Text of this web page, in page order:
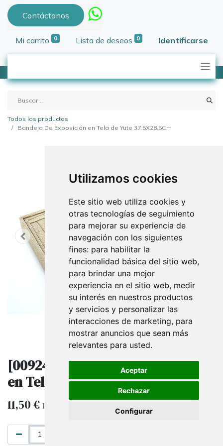
Utilizamos cookies
Este sitio web utiliza cookies y
otras tecnologías de seguimiento
para mejorar su experiencia de
navegación con los siguientes
fines: para habilitar la
funcionalidad básica del sitio web,
para brindar una mejor
experiencia en el sitio web, medir
su interés en nuestros productos
y servicios y personalizar las
interacciones de marketing, para
mostrar anuncios que sean más
relevantes para usted.
Aceptar
Rechazar
Configurar
Contáctanos
Mi carrito 0 Lista de deseos 0 Identificarse
Todos los productos
Bandeja De Exposición en Tela de Yute 37.5X28.5Cm
[009243] Bandeja De Exposición
en Tela de Yute 37.5X28.5Cm
11,50€ IVA excluido